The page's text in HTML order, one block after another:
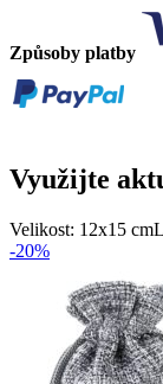
Způsoby platby
Využijte
Velikost: 12x15 cm
-20%